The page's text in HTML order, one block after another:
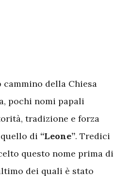
cammino della Chiesa
pochi nomi papali
tradizione e forza
di “Leone”. Tredici
questo nome prima di
dei quali è stato